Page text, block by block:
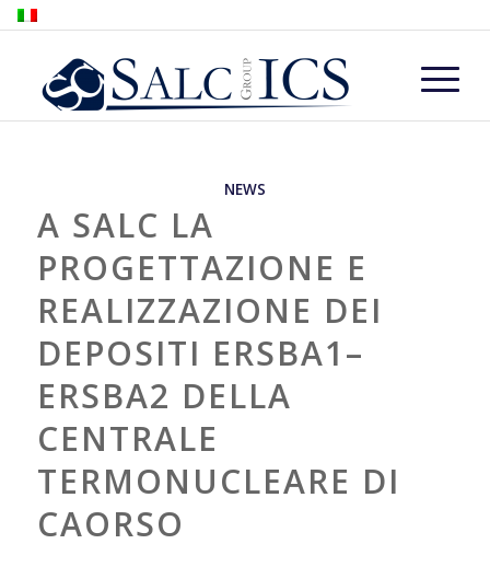
NEWS
A SALC LA
PROGETTAZIONE E
REALIZZAZIONE DEI
DEPOSITI ERSBA1–
ERSBA2 DELLA
CENTRALE
TERMONUCLEARE DI
CAORSO